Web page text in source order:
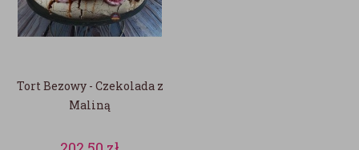
Tort Bezowy - Czekolada z
Maliną